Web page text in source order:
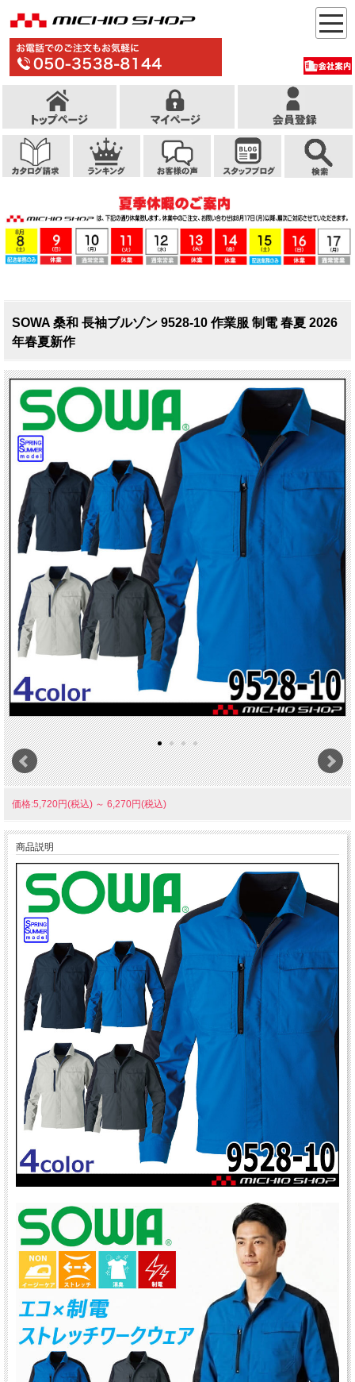
SOWA 桑和 長袖ブルゾン 9528-10 作業服 制電 春夏 2026
年春夏新作
価格:5,720円(税込) ～ 6,270円(税込)
商品説明